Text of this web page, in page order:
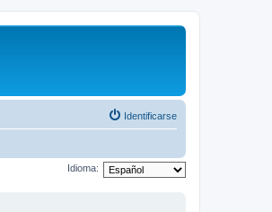
Identificarse
Idioma: